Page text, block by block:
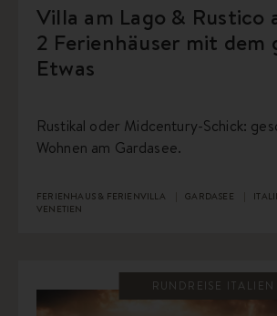
Villa am Lago & Rustico
2 Ferienhäuser mit dem
Etwas
Rustikal oder Midcentury-Schick:
Wohnen am Gardasee.
FERIENHAUS & FERIENVILLA GARDASEE
VENETIEN
RUNDREISE ITALIEN